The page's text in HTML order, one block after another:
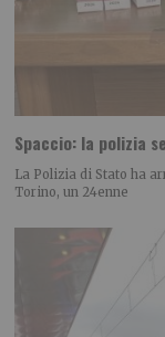
Spaccio: la polizia
La Polizia di Stato ha
Torino, un 24enne